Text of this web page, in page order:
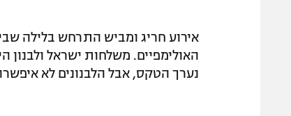
אירוע חריג ומביש התרחש בלילה
האולימפיים. משלחות ישראל ולבנון
נערך הטקס, אבל הלבנונים לא